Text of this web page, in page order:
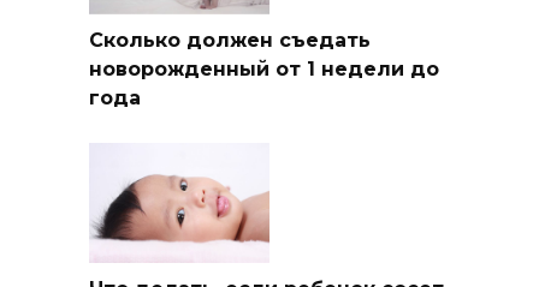
Сколько должен съедать
новорожденный от 1 недели до
года